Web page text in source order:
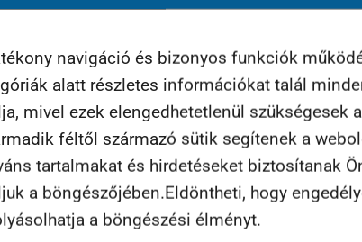
navigáció és bizonyos funkciók
alatt részletes információkat talál
mivel ezek elengedhetetlenül szükségesek
féltől származó sütik segítenek a
tartalmakat és hirdetéseket biztosítanak
a böngészőjében.Eldöntheti, hogy
a böngészési élményt.
az Ecommerce Expo-n?
IGEN! Ha még nem vetted meg a jegyed,
már gőzerővel készülünk…
között!
az élet, nem akármilyen extrákat
23-án…